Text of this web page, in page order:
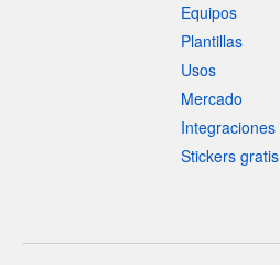
Equipos
Plantillas
Usos
Mercado
Integraciones
Stickers gratis